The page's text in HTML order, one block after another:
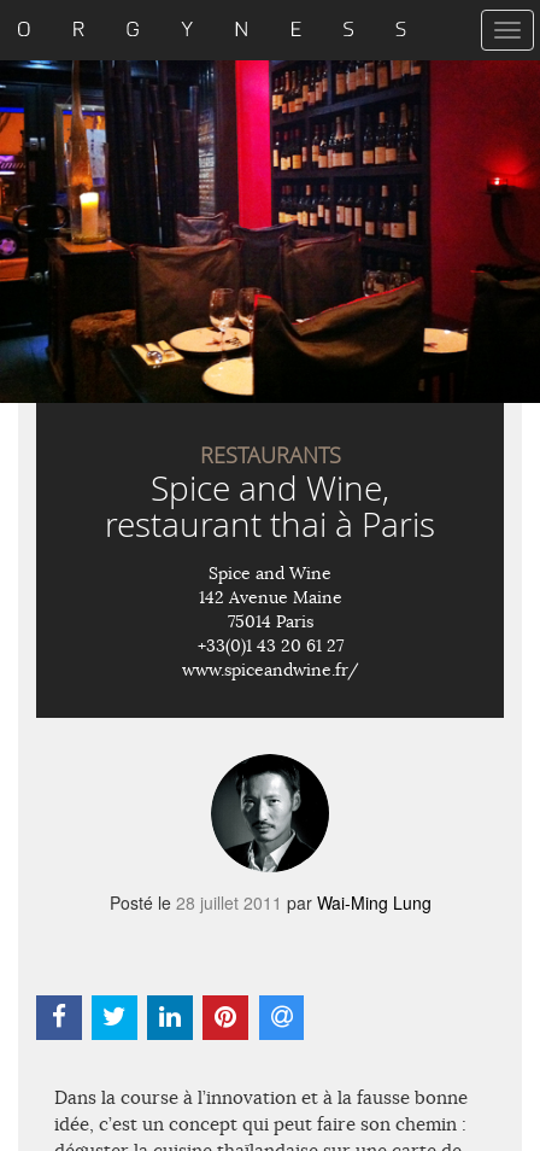
T
o
l
e
n
a
i
g
RESTAURANTS
Spice and Wine,
restaurant thai à Paris
Spice and Wine
142 Avenue Maine
75014 Paris
+33(0)1 43 20 61 27
www.spiceandwine.fr/
Posté le 28 juillet 2011 par Wai-Ming Lung
Dans la course à l’innovation et à la fausse bonne
idée, c’est un concept qui peut faire son chemin :